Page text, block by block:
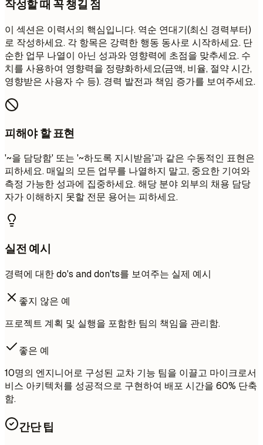
작성할 때 꼭 챙길 점
이 섹션은 이력서의 핵심입니다. 역순 연대기(최신 경력부터)
로 작성하세요. 각 항목은 강력한 행동 동사로 시작하세요. 단
순한 업무 나열이 아닌 성과와 영향력에 초점을 맞추세요. 수
치를 사용하여 영향력을 정량화하세요(금액, 비율, 절약 시간,
영향받은 사용자 수 등). 경력 발전과 책임 증가를 보여주세요.
피해야 할 표현
'~을 담당함' 또는 '~하도록 지시받음'과 같은 수동적인 표현은
피하세요. 매일의 모든 업무를 나열하지 말고, 중요한 기여와
측정 가능한 성과에 집중하세요. 해당 분야 외부의 채용 담당
자가 이해하지 못할 전문 용어는 피하세요.
실전 예시
경력에 대한 do's and don'ts를 보여주는 실제 예시
좋지 않은 예
프로젝트 계획 및 실행을 포함한 팀의 책임을 관리함.
좋은 예
10명의 엔지니어로 구성된 교차 기능 팀을 이끌고 마이크로서
비스 아키텍처를 성공적으로 구현하여 배포 시간을 60% 단축
함.
간단 팁